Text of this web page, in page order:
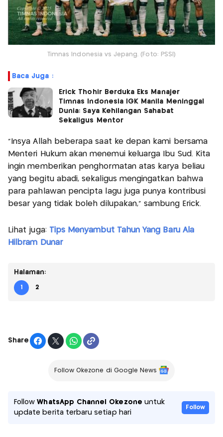
Timnas Indonesia vs Jepang. (Foto: PSSI)
Baca Juga :
Erick Thohir Berduka Eks Manajer
Timnas Indonesia IGK Manila Meninggal
Dunia: Saya Kehilangan Sahabat
Sekaligus Mentor
"Insya Allah beberapa saat ke depan kami bersama
Menteri Hukum akan menemui keluarga Ibu Sud. Kita
ingin memberikan penghormatan atas karya beliau
yang begitu abadi, sekaligus mengingatkan bahwa
para pahlawan pencipta lagu juga punya kontribusi
besar yang tidak boleh dilupakan," sambung Erick.
Lihat juga: Tips Menyambut Tahun Yang Baru Ala
Hilbram Dunar
Halaman:
1 2
Share
Follow Okezone di Google News
FollowWhatsApp Channel Okezone untuk
update berita terbaru setiap hari
Follow